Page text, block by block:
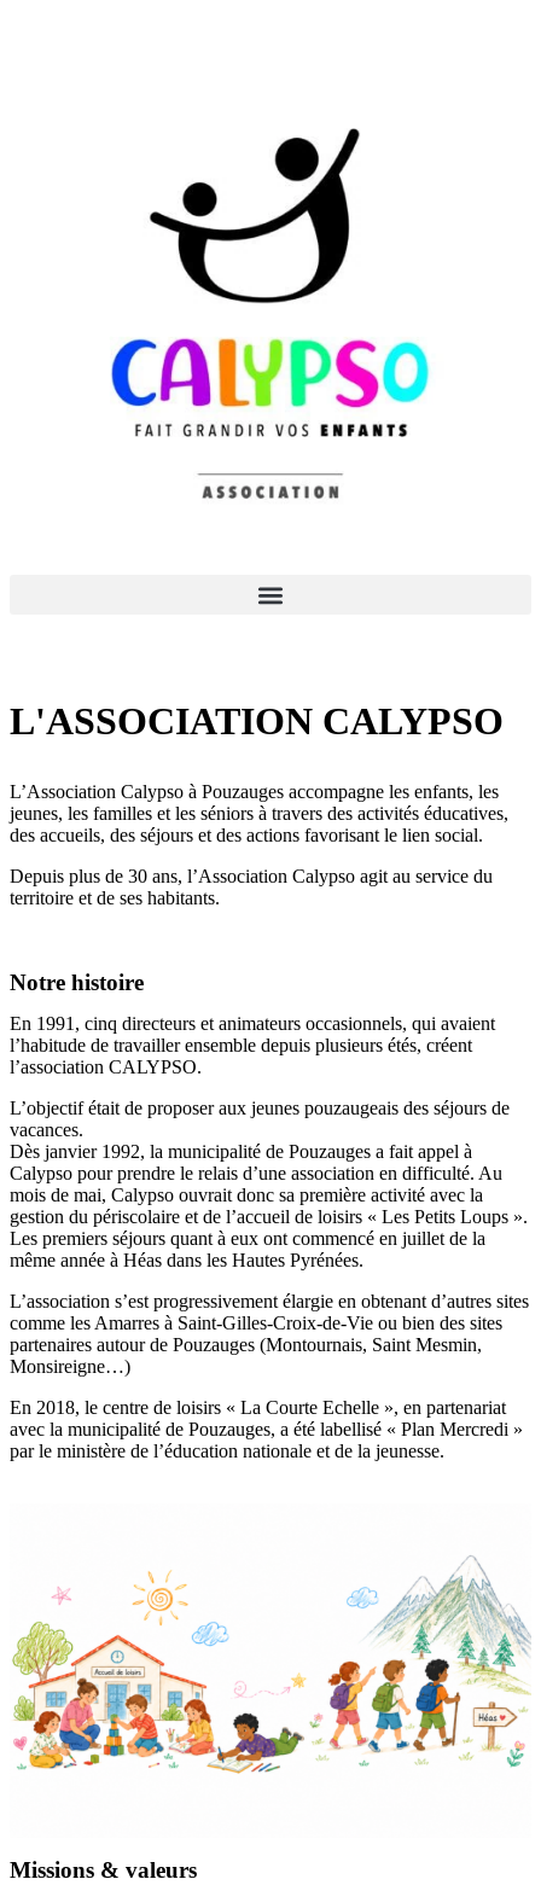
L'ASSOCIATION CALYPSO
L’Association Calypso à Pouzauges accompagne les enfants, les
jeunes, les familles et les séniors à travers des activités éducatives,
des accueils, des séjours et des actions favorisant le lien social.
Depuis plus de 30 ans, l’Association Calypso agit au service du
territoire et de ses habitants.
Notre histoire
En 1991, cinq directeurs et animateurs occasionnels, qui avaient
l’habitude de travailler ensemble depuis plusieurs étés, créent
l’association CALYPSO.
L’objectif était de proposer aux jeunes pouzaugeais des séjours de
vacances.
Dès janvier 1992, la municipalité de Pouzauges a fait appel à
Calypso pour prendre le relais d’une association en difficulté. Au
mois de mai, Calypso ouvrait donc sa première activité avec la
gestion du périscolaire et de l’accueil de loisirs « Les Petits Loups ».
Les premiers séjours quant à eux ont commencé en juillet de la
même année à Héas dans les Hautes Pyrénées.
L’association s’est progressivement élargie en obtenant d’autres sites
comme les Amarres à Saint-Gilles-Croix-de-Vie ou bien des sites
partenaires autour de Pouzauges (Montournais, Saint Mesmin,
Monsireigne…)
En 2018, le centre de loisirs « La Courte Echelle », en partenariat
avec la municipalité de Pouzauges, a été labellisé « Plan Mercredi »
par le ministère de l’éducation nationale et de la jeunesse.
Missions & valeurs